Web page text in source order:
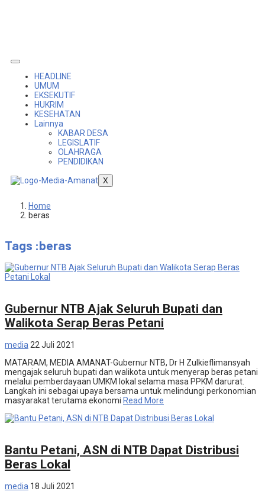
HEADLINE
UMUM
EKSEKUTIF
HUKRIM
KESEHATAN
Lainnya
KABAR DESA
LEGISLATIF
OLAHRAGA
PENDIDIKAN
X
Home
beras
Tags :beras
Gubernur NTB Ajak Seluruh Bupati dan
Walikota Serap Beras Petani
media22 Juli 2021
MATARAM, MEDIA AMANAT-Gubernur NTB, Dr H Zulkieflimansyah
mengajak seluruh bupati dan walikota untuk menyerap beras petani
melalui pemberdayaan UMKM lokal selama masa PPKM darurat.
Langkah ini sebagai upaya bersama untuk melindungi perkonomian
masyarakat terutama ekonomi Read More
Bantu Petani, ASN di NTB Dapat Distribusi
Beras Lokal
media 18 Juli 2021